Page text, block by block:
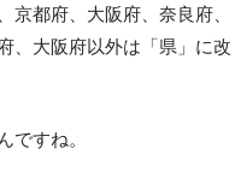
京都府、大阪府、奈良府、
、大阪府以外は「県」に改
ですね。